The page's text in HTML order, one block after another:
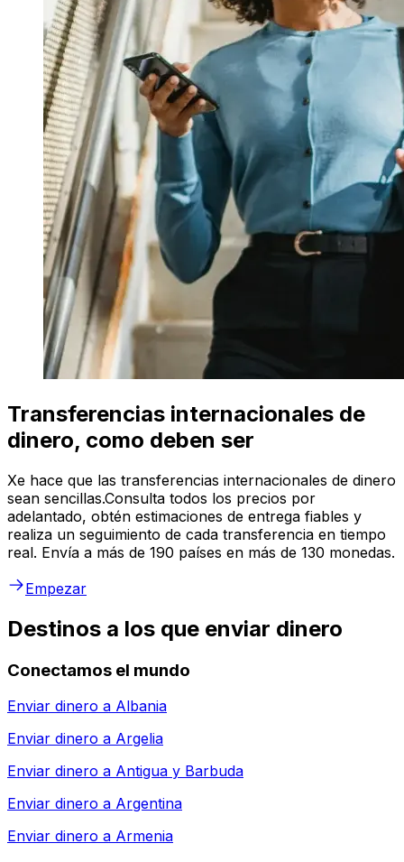
Transferencias internacionales de
dinero, como deben ser
Xe hace que las transferencias internacionales de dinero
sean sencillas.Consulta todos los precios por
adelantado, obtén estimaciones de entrega fiables y
realiza un seguimiento de cada transferencia en tiempo
real. Envía a más de 190 países en más de 130 monedas.
Empezar
Destinos a los que enviar dinero
Conectamos el mundo
Enviar dinero a Albania
Enviar dinero a Argelia
Enviar dinero a Antigua y Barbuda
Enviar dinero a Argentina
Enviar dinero a Armenia